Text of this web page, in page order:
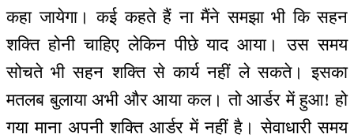
कहा जायेगा। कई कहते हैं ना मैंने समझा भी कि सहन
शक्ति होनी चाहिए लेकिन पीछे याद आया। उस समय
सोचते भी सहन शक्ति से कार्य नहीं ले सकते। इसका
मतलब बुलाया अभी और आया कल। तो आर्डर में हुआ! हो
गया माना अपनी शक्ति आर्डर में नहीं है। सेवाधारी समय